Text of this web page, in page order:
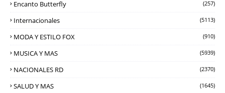
Encanto Butterfly (257)
Internacionales (5113)
MODA Y ESTILO FOX (910)
MUSICA Y MAS (5939)
NACIONALES RD (2370)
SALUD Y MAS (1645)